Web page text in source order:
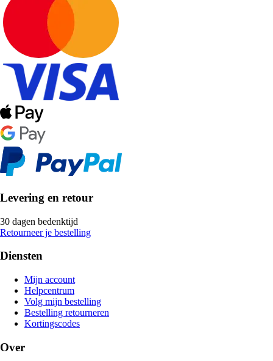
Levering en retour
30 dagen bedenktijd
Retourneer je bestelling
Diensten
Mijn account
Helpcentrum
Volg mijn bestelling
Bestelling retourneren
Kortingscodes
Over